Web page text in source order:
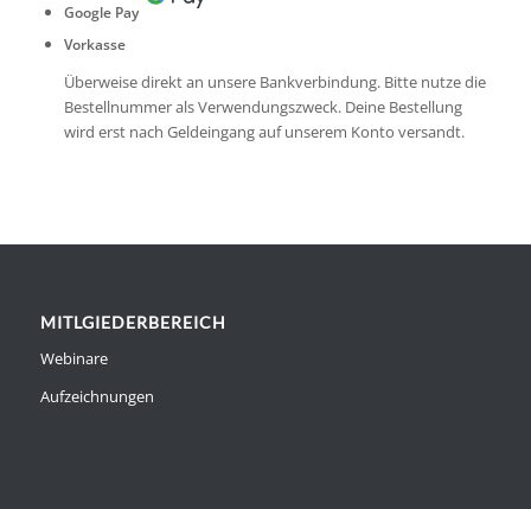
Google Pay
Vorkasse
Überweise direkt an unsere Bankverbindung. Bitte nutze die
Bestellnummer als Verwendungszweck. Deine Bestellung
wird erst nach Geldeingang auf unserem Konto versandt.
MITLGIEDERBEREICH
Webinare
Aufzeichnungen